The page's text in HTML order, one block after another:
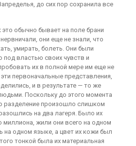
до сих пор сохранила все
это обычно бывает на поле брани
они еще не знали, что
умирать, болеть. Они были
под властью своих чувств и
их в полной мере им еще не
первоначальные представления,
и в результате — то же
Поскольку до этого момента
разделение произошло слишком
на два лагеря. Было их
миллиона, жили они всего на одном
на одном языке, а цвет их кожи был
тонкой была их материальная